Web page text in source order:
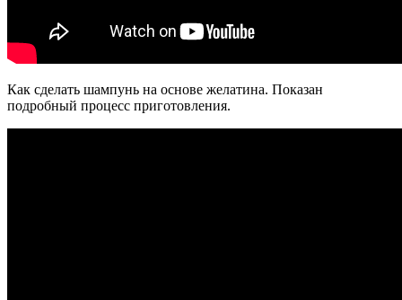
Как сделать шампунь на основе желатина. Показан
подробный процесс приготовления.